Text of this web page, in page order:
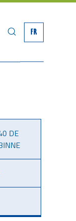
RECHERCHER
FR
DE